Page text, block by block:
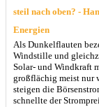
steil nach oben? -
Energien
Als Dunkelflauten
Windstille und
Solar- und Windkraft
großflächig meist nur
steigen die
schnellte der